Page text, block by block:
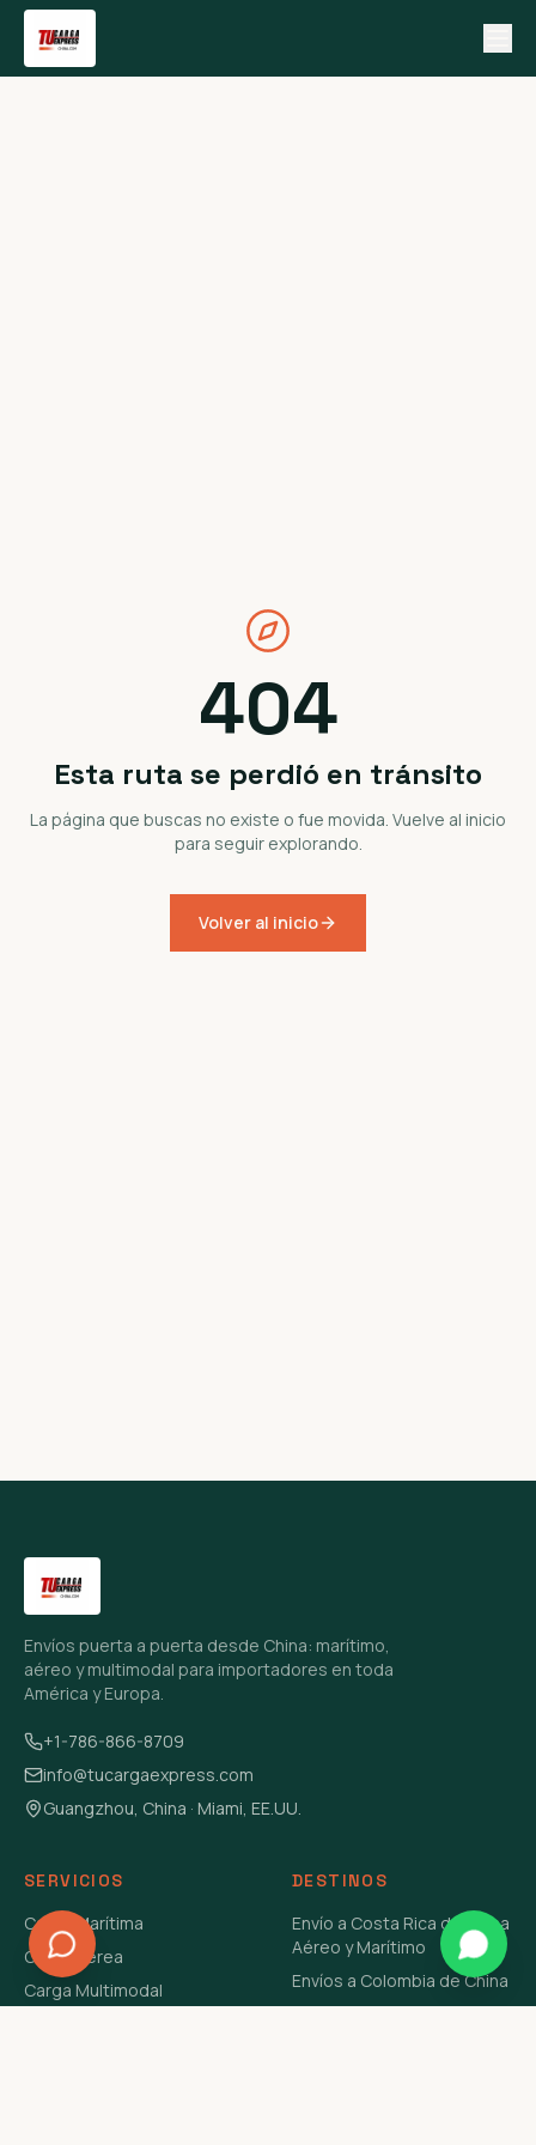
404
Esta ruta se perdió en tránsito
La página que buscas no existe o fue movida. Vuelve al inicio
para seguir explorando.
Volver al inicio
Envíos puerta a puerta desde China: marítimo,
aéreo y multimodal para importadores en toda
América y Europa.
+1-786-866-8709
info@tucargaexpress.com
Guangzhou, China · Miami, EE.UU.
SERVICIOS
Carga Marítima
Carga Aérea
Carga Multimodal
DESTINOS
Envío a Costa Rica de China
Aéreo y Marítimo
Envíos a Colombia de China